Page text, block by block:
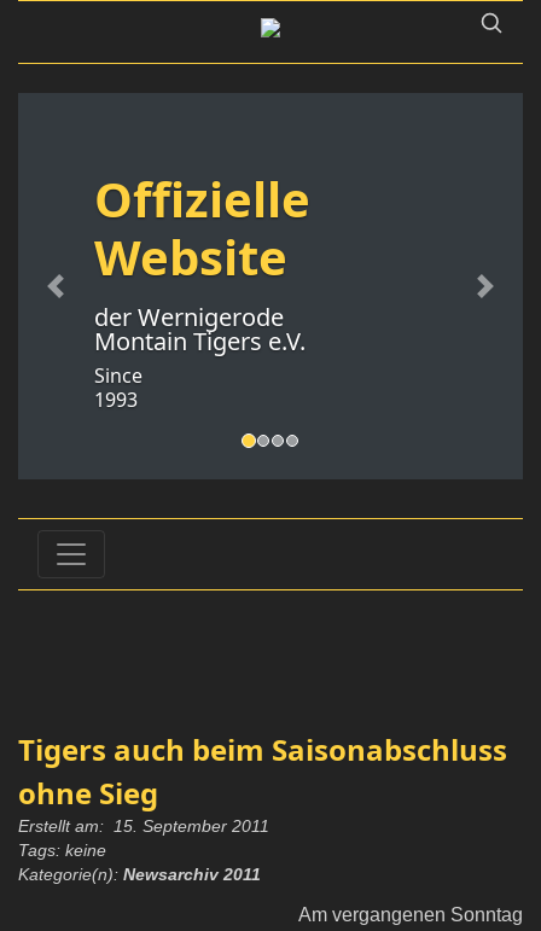
Offizielle
Website
der Wernigerode
Montain Tigers e.V.
Since
1993
Previous Next
Tigers auch beim Saisonabschluss
ohne Sieg
Erstellt am: 15. September 2011
Tags: keine
Kategorie(n): Newsarchiv 2011
Am vergangenen Sonntag